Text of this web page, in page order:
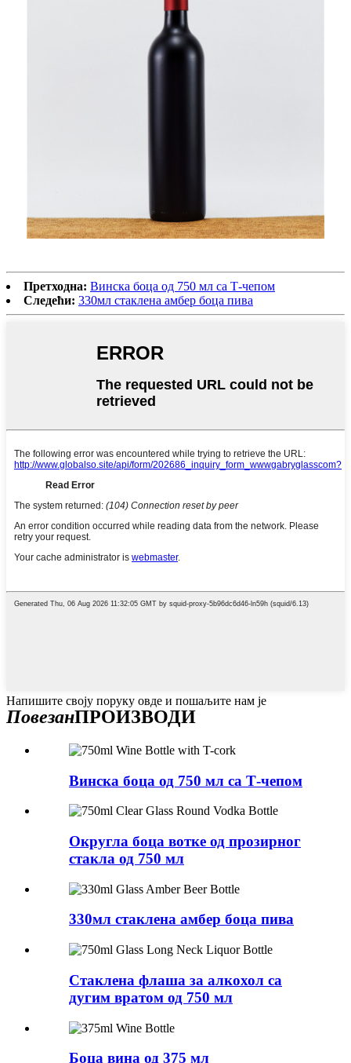
Претходна: Винска боца од 750 мл са Т-чепом
Следећи: 330мл стаклена амбер боца пива
Напишите своју поруку овде и пошаљите нам је
ПовезанПРОИЗВОДИ
Винска боца од 750 мл са Т-чепом
Округла боца вотке од прозирног
стакла од 750 мл
330мл стаклена амбер боца пива
Стаклена флаша за алкохол са
дугим вратом од 750 мл
Боца вина од 375 мл